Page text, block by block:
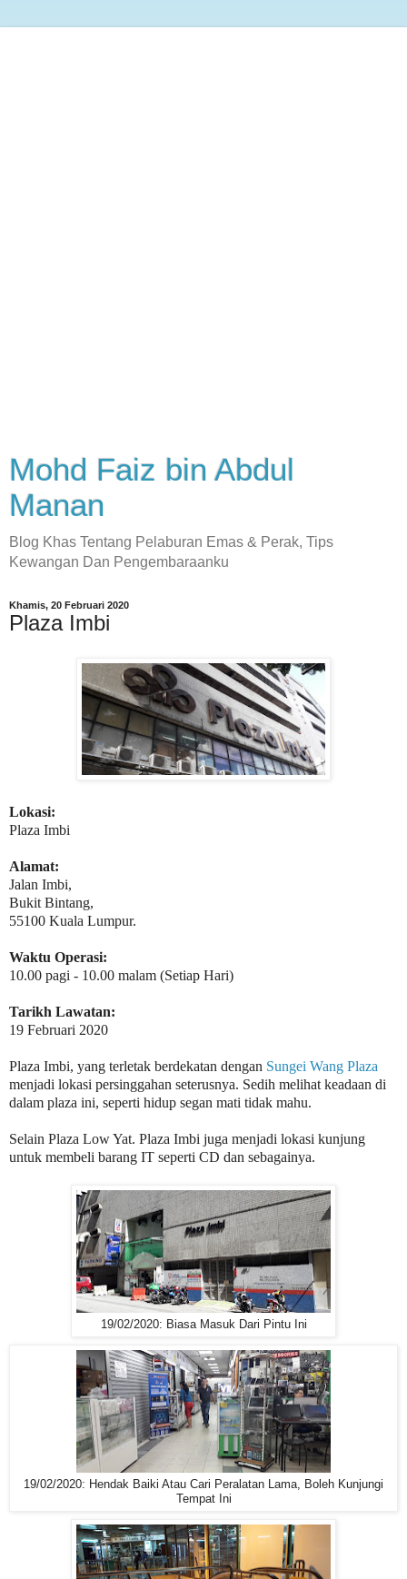
Mohd Faiz bin Abdul
Manan
Blog Khas Tentang Pelaburan Emas & Perak, Tips
Kewangan Dan Pengembaraanku
Khamis, 20 Februari 2020
Plaza Imbi
Lokasi:
Plaza Imbi
Alamat:
Jalan Imbi,
Bukit Bintang,
55100 Kuala Lumpur.
Waktu Operasi:
10.00 pagi - 10.00 malam (Setiap Hari)
Tarikh Lawatan:
19 Februari 2020
Plaza Imbi, yang terletak berdekatan dengan Sungei Wang Plaza
menjadi lokasi persinggahan seterusnya. Sedih melihat keadaan di
dalam plaza ini, seperti hidup segan mati tidak mahu.
Selain Plaza Low Yat. Plaza Imbi juga menjadi lokasi kunjung
untuk membeli barang IT seperti CD dan sebagainya.
19/02/2020: Biasa Masuk Dari Pintu Ini
19/02/2020: Hendak Baiki Atau Cari Peralatan Lama, Boleh Kunjungi
Tempat Ini